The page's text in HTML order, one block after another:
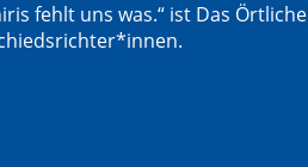
fehlt uns was.“ ist Das Örtliche